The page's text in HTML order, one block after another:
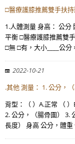
□醫療護膝推薦雙手扶
1.人體測量 身高： 公
平衡 □醫療護膝推薦雙
□無 □有，大小____公分
2022-10-21
.其他 測量： 1. 公分，
背型：（ ）A.正常 （ ）
2. 公分，（腸骨圍） 3.
長度） 身高 公分，體